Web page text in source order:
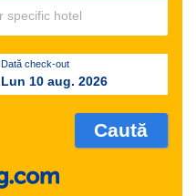
Dată check-out
Lun 10 aug. 2026